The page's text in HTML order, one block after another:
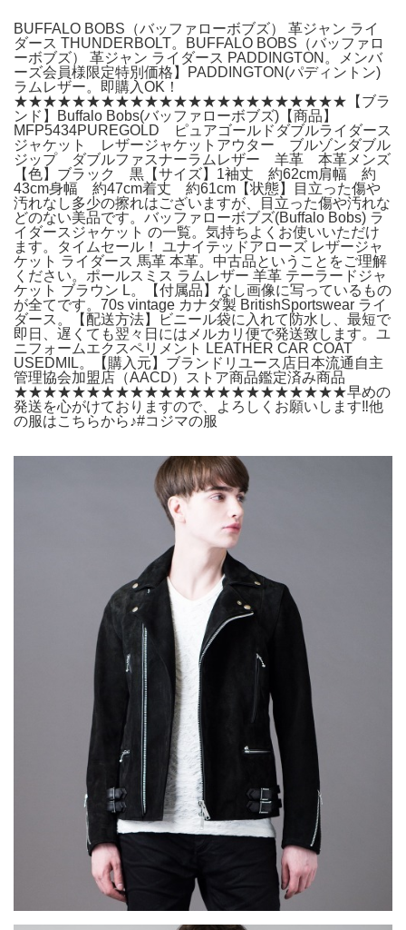
BUFFALO BOBS（バッファローボブズ） 革ジャン ライ
ダース THUNDERBOLT。BUFFALO BOBS（バッファロ
ーボブズ） 革ジャン ライダース PADDINGTON。メンバ
ーズ会員様限定特別価格】PADDINGTON(パディントン)
ラムレザー。即購入OK！
★★★★★★★★★★★★★★★★★★★★★★★【ブラ
ンド】Buffalo Bobs(バッファローボブズ)【商品】
MFP5434PUREGOLD ピュアゴールドダブルライダース
ジャケット レザージャケットアウター ブルゾンダブル
ジップ ダブルファスナーラムレザー 羊革 本革メンズ
【色】ブラック 黒【サイズ】1袖丈 約62cm肩幅 約
43cm身幅 約47cm着丈 約61cm【状態】目立った傷や
汚れなし多少の擦れはございますが、目立った傷や汚れな
どのない美品です。バッファローボブズ(Buffalo Bobs) ラ
イダースジャケット の一覧。気持ちよくお使いいただけ
ます。タイムセール！ ユナイテッドアローズ レザージャ
ケット ライダース 馬革 本革。中古品ということをご理解
ください。ポールスミス ラムレザー 羊革 テーラードジャ
ケット ブラウン L。【付属品】なし画像に写っているもの
が全てです。70s vintage カナダ製 BritishSportswear ライ
ダース。【配送方法】ビニール袋に入れて防水し、最短で
即日、遅くても翌々日にはメルカリ便で発送致します。ユ
ニフォームエクスペリメント LEATHER CAR COAT
USEDMIL。【購入元】ブランドリユース店日本流通自主
管理協会加盟店（AACD）ストア商品鑑定済み商品
★★★★★★★★★★★★★★★★★★★★★★★早めの
発送を心がけておりますので、よろしくお願いします‼︎他
の服はこちらから♪#コジマの服